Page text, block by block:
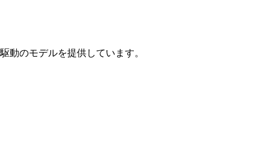
動のモデルを提供しています。